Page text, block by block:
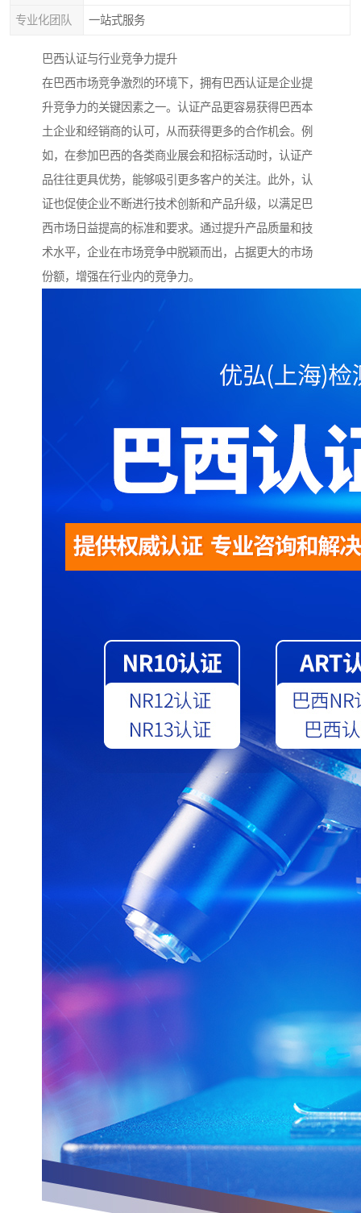
专业化团队 一站式服务
巴西认证与行业竞争力提升
在巴西市场竞争激烈的环境下，拥有巴西认证是企业提
升竞争力的关键因素之一。认证产品更容易获得巴西本
土企业和经销商的认可，从而获得更多的合作机会。例
如，在参加巴西的各类商业展会和招标活动时，认证产
品往往更具优势，能够吸引更多客户的关注。此外，认
证也促使企业不断进行技术创新和产品升级，以满足巴
西市场日益提高的标准和要求。通过提升产品质量和技
术水平，企业在市场竞争中脱颖而出，占据更大的市场
份额，增强在行业内的竞争力。